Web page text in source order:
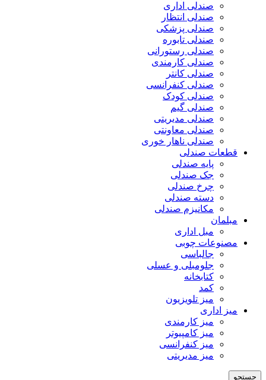
صندلی اداری
صندلی انتظار
صندلی پزشکی
صندلی تابوره
صندلی رستورانی
صندلی کارمندی
صندلی کانتر
صندلی کنفرانسی
صندلی کودک
صندلی گیم
صندلی مدیریتی
صندلی معاونتی
صندلی ناهار خوری
قطعات صندلی
پایه صندلی
جک صندلی
چرخ صندلی
دسته صندلی
مکانیزم صندلی
مبلمان
مبل اداری
مصنوعات چوبی
جالباسی
جلومبلی و عسلی
کتابخانه
کمد
میز تلویزیون
میز اداری
میز کارمندی
میز کامپیوتر
میز کنفرانسی
میز مدیریتی
جستجو